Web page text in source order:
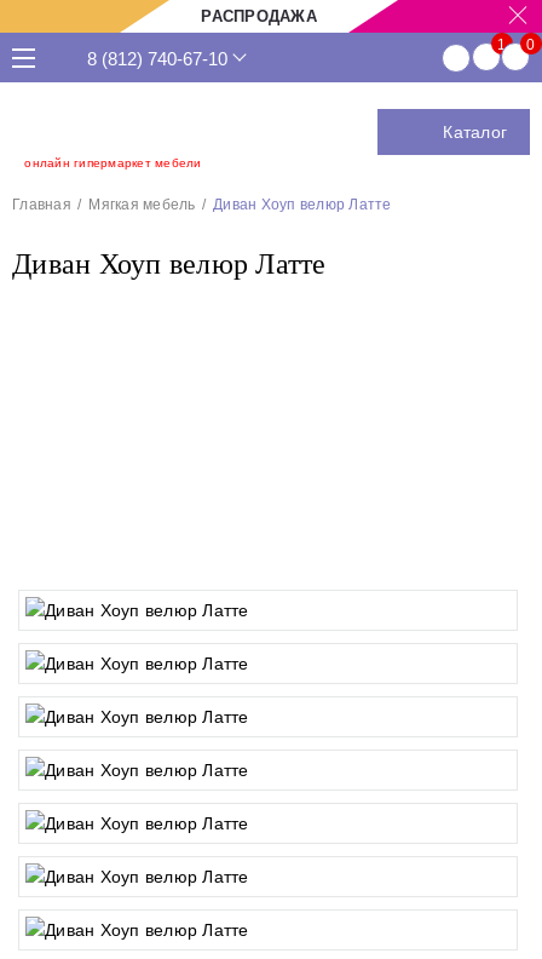
РАСПРОДАЖА
онлайн гипермаркет мебели
8 (812) 740-67-10
Каталог
Главная Мягкая мебель Диван Хоуп велюр Латте
Диван Хоуп велюр Латте